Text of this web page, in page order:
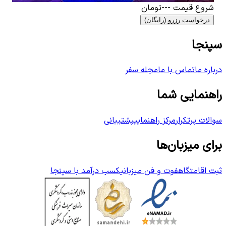
شروع قیمت ---تومان
درخواست رزرو (رایگان)
سپنجا
درباره ماتماس با مامجله سفر
راهنمایی شما
سوالات پرتکرارمرکز راهنماییپشتیبانی
برای میزبان‌ها
ثبت اقامتگاهفوت و فن میزبانیکسب درآمد با سپنجا